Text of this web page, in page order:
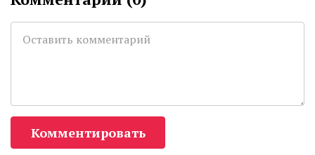
Комментировать